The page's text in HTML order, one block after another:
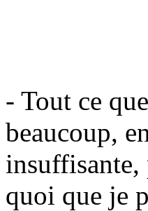
- Tout ce
beaucoup,
insuffisante,
quoi que je